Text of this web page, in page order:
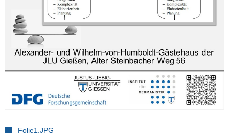
Folie1.JPG